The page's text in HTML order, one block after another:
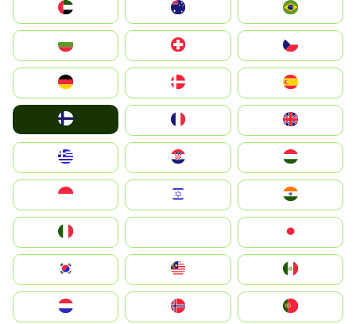
الإمارات العربية المتحدة
Switzerland
Deutschland
United Kingdom
Magyarország
South Korea